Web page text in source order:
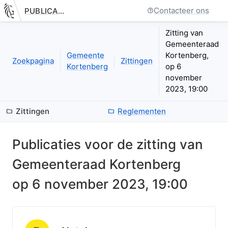
Nieuwe pagina: bestuurseenheid.zittingen.zitting.index
PUBLICATIE.GELINKT-NOTULEREN.VLAANDEREN.BE Contacteer ons
Zoekpagina
Gemeente
Kortenberg
Zittingen
Zitting van
Gemeenteraad
Kortenberg,
op 6
november
2023, 19:00
Zittingen Reglementen
Publicaties voor de zitting van
Gemeenteraad Kortenberg
op 6 november 2023, 19:00